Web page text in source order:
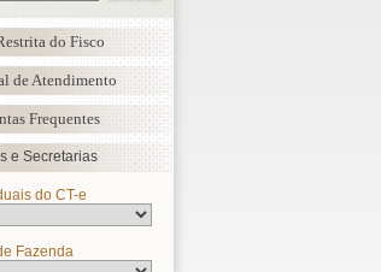
do Fisco
de Atendimento
Frequentes
e Secretarias
do CT-e
Fazenda